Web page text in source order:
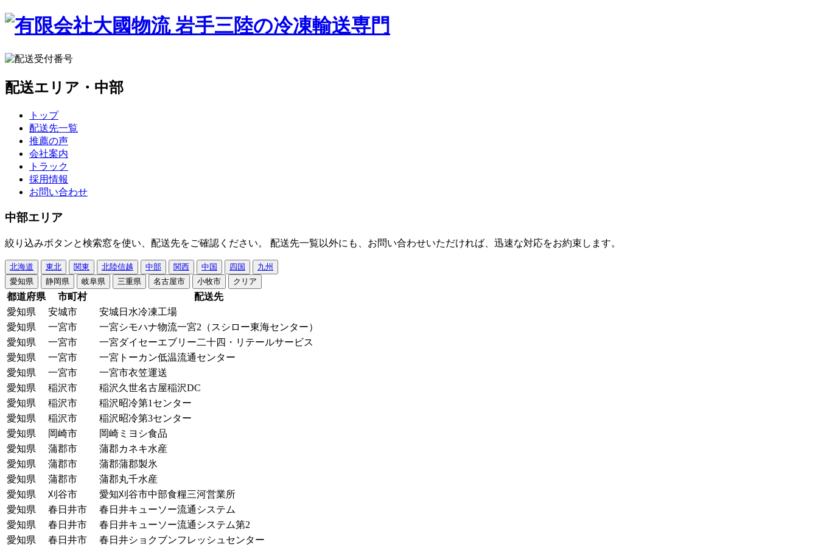
配送エリア・中部
トップ
配送先一覧
推薦の声
会社案内
トラック
採用情報
お問い合わせ
中部エリア
絞り込みボタンと検索窓を使い、配送先をご確認ください。 配送先一覧以外にも、お問い合わせいただければ、迅速な対応をお約束します。
北海道 東北 関東 北陸信越 中部 関西 中国 四国
九州
愛知県
静岡県 岐阜県 三重県 名古屋市 小牧市 クリア
都道府県 市町村
配送先
愛知県
安城市
安城日水冷凍工場
愛知県
一宮市
一宮シモハナ物流一宮2（スシロー東海センター）
愛知県
一宮市
一宮ダイセーエブリー二十四・リテールサービス
愛知県
一宮市
一宮トーカン低温流通センター
愛知県
一宮市
一宮市衣笠運送
愛知県
稲沢市
稲沢久世名古屋稲沢DC
愛知県
稲沢市
稲沢昭冷第1センター
愛知県
稲沢市
稲沢昭冷第3センター
愛知県
岡崎市
岡崎ミヨシ食品
愛知県
蒲郡市
蒲郡カネキ水産
愛知県
蒲郡市
蒲郡蒲郡製氷
愛知県
蒲郡市
蒲郡丸千水産
愛知県
刈谷市
愛知刈谷市中部食糧三河営業所
愛知県
春日井市
春日井キューソー流通システム
愛知県
春日井市
春日井キューソー流通システム第2
愛知県
春日井市 春日井ショクブンフレッシュセンター